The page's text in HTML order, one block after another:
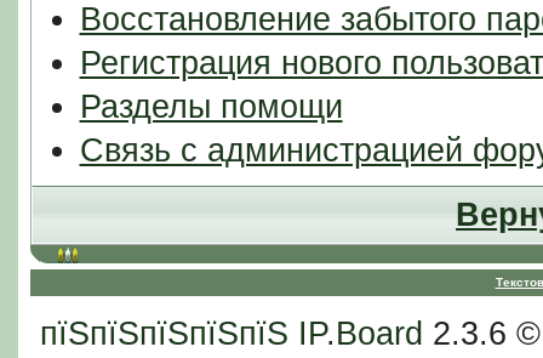
Восстановление забытого
Регистрация нового
Разделы помощи
Связь с администрацией
пїЅпїЅпїЅпїЅпїЅ IP.Board 2.3.6